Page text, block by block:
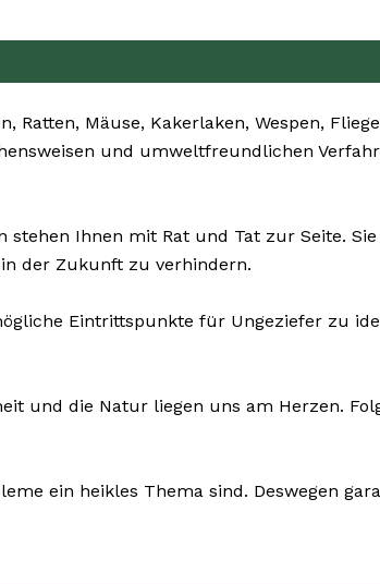
Ratten, Mäuse, Kakerlaken, Wespen,
und umweltfreundlichen
stehen Ihnen mit Rat und Tat zur Seite.
der Zukunft zu verhindern.
Eintrittspunkte für Ungeziefer zu
und die Natur liegen uns am Herzen.
ein heikles Thema sind. Deswegen